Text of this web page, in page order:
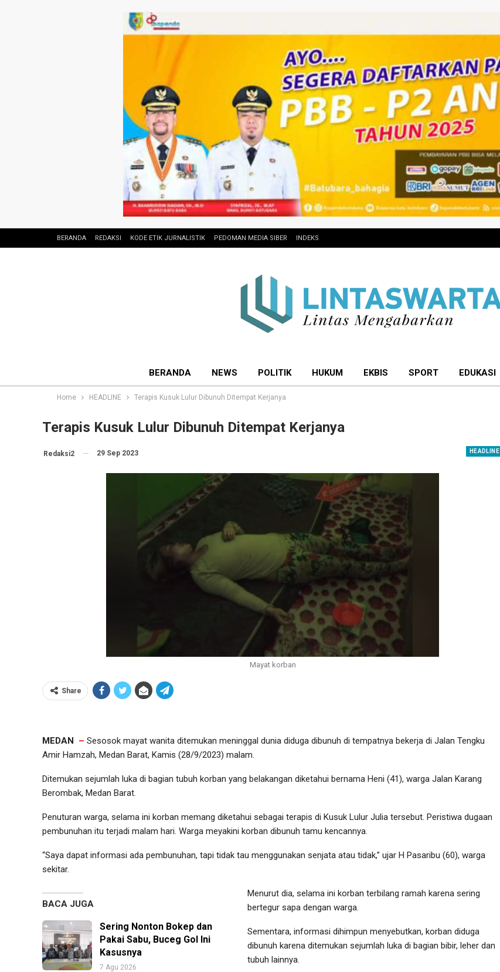
BERANDA REDAKSI KODE ETIK JURNALISTIK PEDOMAN MEDIA SIBER INDEKS
BERANDA NEWS POLITIK HUKUM EKBIS SPORT EDUKASI
Home HEADLINE Terapis Kusuk Lulur Dibunuh Ditempat Kerjanya
Terapis Kusuk Lulur Dibunuh Ditempat Kerjanya
HEADLINE
Redaksi2 29 Sep 2023
Mayat korban
Share
MEDAN – Sesosok mayat wanita ditemukan meninggal dunia diduga dibunuh di tempatnya bekerja di Jalan Tengku
Amir Hamzah, Medan Barat, Kamis (28/9/2023) malam.
Ditemukan sejumlah luka di bagian tubuh korban yang belakangan diketahui bernama Heni (41), warga Jalan Karang
Berombak, Medan Barat.
Penuturan warga, selama ini korban memang diketahui sebagai terapis di Kusuk Lulur Julia tersebut. Peristiwa dugaan
pembunuhan itu terjadi malam hari. Warga meyakini korban dibunuh tamu kencannya.
“Saya dapat informasi ada pembunuhan, tapi tidak tau menggunakan senjata atau tidak,” ujar H Pasaribu (60), warga
sekitar.
BACA JUGA
Sering Nonton Bokep dan
Pakai Sabu, Buceg Gol Ini
Kasusnya
7 Agu 2026
Menurut dia, selama ini korban terbilang ramah karena sering
bertegur sapa dengan warga.
Sementara, informasi dihimpun menyebutkan, korban diduga
dibunuh karena ditemukan sejumlah luka di bagian bibir, leher dan
tubuh lainnya.